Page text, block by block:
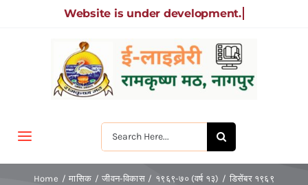
Search
for:
Toggle
Navigation
मुखपृष्ठ
Home मासिक जीवन-विकास १९६९-७० (वर्ष १३) डिसेंबर १९६९